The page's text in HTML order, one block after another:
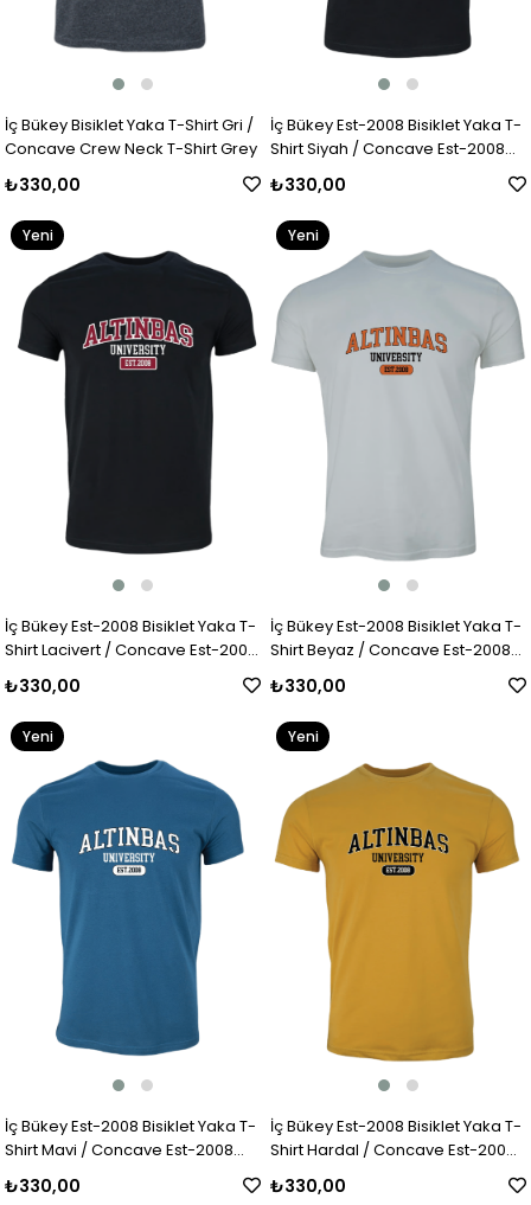
İç Bükey Bisiklet Yaka T-Shirt Gri /
Concave Crew Neck T-Shirt Grey
₺330,00
İç Bükey Est-2008 Bisiklet Yaka T-
Shirt Siyah / Concave Est-2008
Crew Neck T-Shirt Black
₺330,00
İç Bükey Est-2008 Bisiklet Yaka T-
Shirt Lacivert / Concave Est-2008
Crew Neck T-Shirt Navy Blue
₺330,00
Yeni
İç Bükey Est-2008 Bisiklet Yaka T-
Shirt Beyaz / Concave Est-2008
Crew Neck T-Shirt White
₺330,00
Yeni
İç Bükey Est-2008 Bisiklet Yaka T-
Shirt Mavi / Concave Est-2008
Crew Neck T-Shirt Blue
₺330,00
Yeni
İç Bükey Est-2008 Bisiklet Yaka T-
Shirt Hardal / Concave Est-2008
Crew Neck T-Shirt Yellow
₺330,00
Yeni